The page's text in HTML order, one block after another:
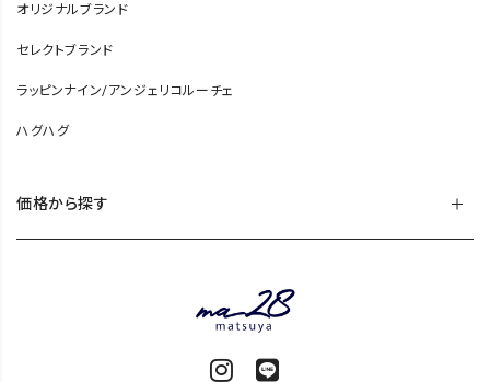
オリジナルブランド
セレクトブランド
ラッピンナイン/アンジェリコルーチェ
ハグハグ
価格から探す